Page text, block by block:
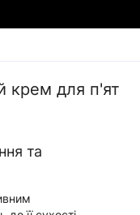
крем для п'ят
та